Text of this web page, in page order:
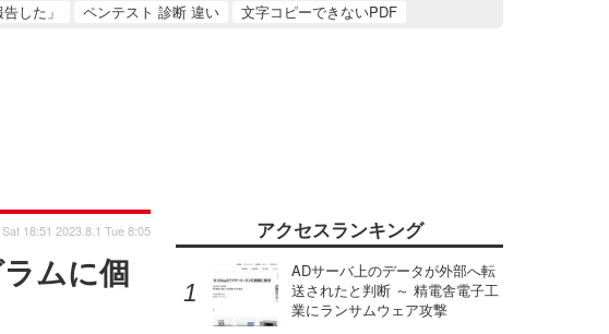
した」
ペンテスト 診断 違い 文字コピーできないPDF
ムに個
18:51 2023.8.1 Tue 8:05 アクセスランキング
ADサーバ上のデータが外部へ転
送されたと判断 ～ 精電舎電子工
業にランサムウェア攻撃